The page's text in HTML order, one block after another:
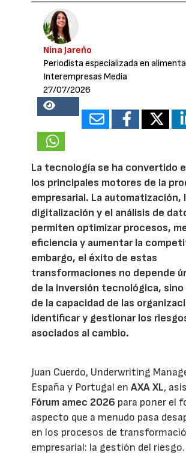
Nina Jareño
Periodista especializada en
Interempresas Media
27/07/2026
15198
La tecnología se ha convertido
los principales motores de la
empresarial. La automatización,
digitalización y el análisis de
permiten optimizar procesos,
eficiencia y aumentar la
embargo, el éxito de estas
transformaciones no depende
de la inversión tecnológica,
de la capacidad de las
identificar y gestionar los
asociados al cambio.
Juan Cuerdo, Underwriting
España y Portugal enAXA XL,
Fórum amec 2026 para poner el
aspecto que a menudo pasa
en los procesos de
empresarial: la gestión del riesgo.